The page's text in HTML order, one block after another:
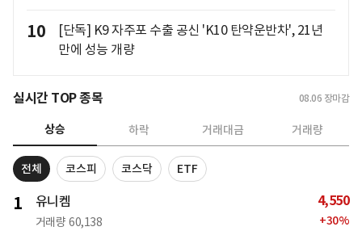
10
[단독] K9 자주포 수출 공신 'K10 탄약운반차', 21년
만에 성능 개량
실시간 TOP 종목 08.06 장마감
상승 하락 거래대금 거래량
전체 코스피 코스닥 ETF
1 유니켐
거래량 60,138
4,550
+30%